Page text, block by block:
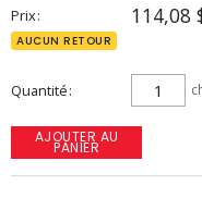
Prix 114,08
AUCUN RETOUR
Quantité
AJOUTER AU
PANIER